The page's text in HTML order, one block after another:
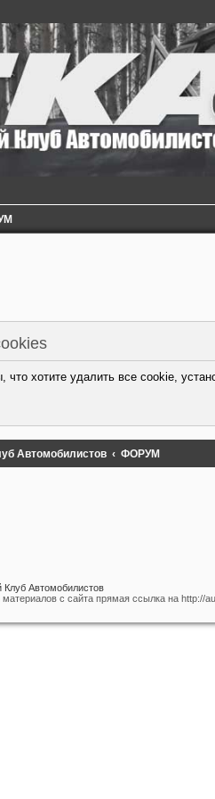
что хотите удалить все cookie,
Автомобилистов ФОРУМ
Клуб Автомобилистов
с сайта прямая ссылка на http://